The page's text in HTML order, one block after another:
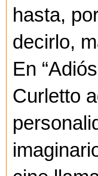
hasta,
decirlo,
En
Curletto